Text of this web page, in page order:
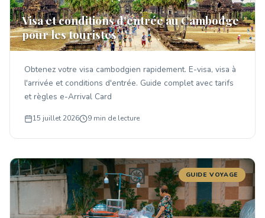
Visa et conditions d'entrée au Cambodge
pour les touristes
Obtenez votre visa cambodgien rapidement. E-visa, visa à
l'arrivée et conditions d'entrée. Guide complet avec tarifs
et règles e-Arrival Card
15 juillet 2026 9 min de lecture
GUIDE VOYAGE